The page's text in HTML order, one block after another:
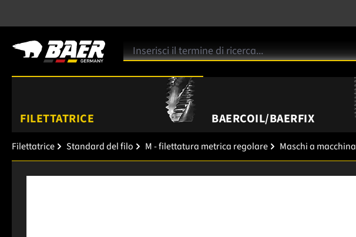
FILETTATRICE BAERCOIL/BAERFIX
Filettatrice Standard del filo M - filettatura metrica regolare Maschi a macchina